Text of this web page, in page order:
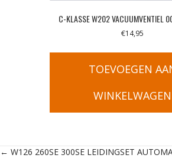
C-KLASSE W202 VACUUMVENTIEL
€14,95
TOEVOEGEN
WINKELWAGEN
Posts
← W126 260SE 300SE LEIDINGSET